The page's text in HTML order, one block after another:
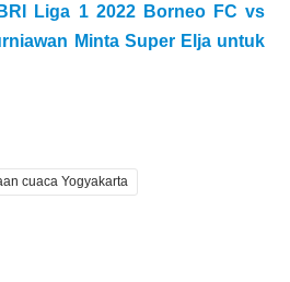
Liga 1 2022 Borneo FC vs
Minta Super Elja untuk
cuaca Yogyakarta